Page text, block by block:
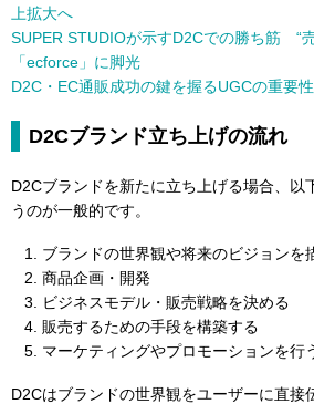
上拡大へ
SUPER STUDIOが示すD2Cでの勝ち筋 “
「ecforce」に脚光
D2C・EC通販成功の鍵を握るUGCの重要
D2Cブランド立ち上げの流れ
D2Cブランドを新たに立ち上げる場合、以
うのが一般的です。
ブランドの世界観や将来のビジョンを
商品企画・開発
ビジネスモデル・販売戦略を決める
販売するための手段を構築する
マーケティングやプロモーションを行
D2Cはブランドの世界観をユーザーに直接